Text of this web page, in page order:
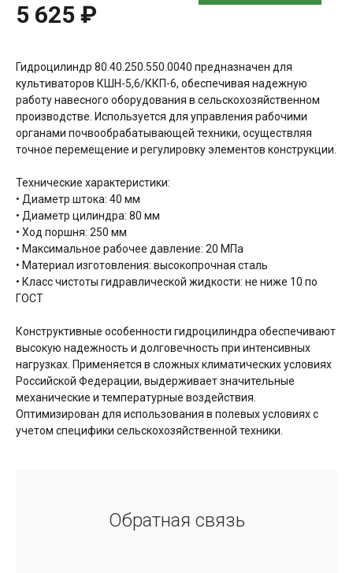
5 625 ₽
Гидроцилиндр 80.40.250.550.0040 предназначен для
культиваторов КШН-5,6/ККП-6, обеспечивая надежную
работу навесного оборудования в сельскохозяйственном
производстве. Используется для управления рабочими
органами почвообрабатывающей техники, осуществляя
точное перемещение и регулировку элементов конструкции.
Технические характеристики:
• Диаметр штока: 40 мм
• Диаметр цилиндра: 80 мм
• Ход поршня: 250 мм
• Максимальное рабочее давление: 20 МПа
• Материал изготовления: высокопрочная сталь
• Класс чистоты гидравлической жидкости: не ниже 10 по
ГОСТ
Конструктивные особенности гидроцилиндра обеспечивают
высокую надежность и долговечность при интенсивных
нагрузках. Применяется в сложных климатических условиях
Российской Федерации, выдерживает значительные
механические и температурные воздействия.
Оптимизирован для использования в полевых условиях с
учетом специфики сельскохозяйственной техники.
Обратная связь